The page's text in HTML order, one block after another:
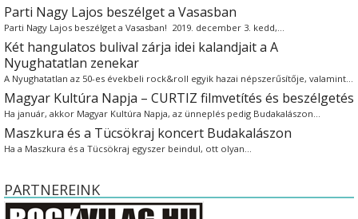
Parti Nagy Lajos beszélget a Vasasban
Parti Nagy Lajos beszélget a Vasasban! 2019. december 3. kedd,…
Két hangulatos bulival zárja idei kalandjait a A
Nyughatatlan zenekar
A Nyughatatlan az 50-es évekbeli rock&roll egyik hazai népszerűsítője, valamint…
Magyar Kultúra Napja – CURTIZ filmvetítés és beszélgetés
Ha január, akkor Magyar Kultúra Napja, az ünneplés pedig Budakalászon…
Maszkura és a Tücsökraj koncert Budakalászon
Ha a Maszkura és a Tücsökraj egyszer beindul, ott olyan…
PARTNEREINK